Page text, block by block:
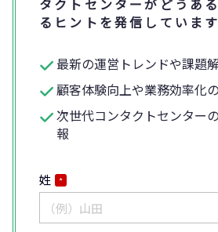
タクトセンターがどうあ
るヒントを発信しています
最新の運営トレンドや課題
顧客体験向上や業務効率化
次世代コンタクトセンター
報
姓 *